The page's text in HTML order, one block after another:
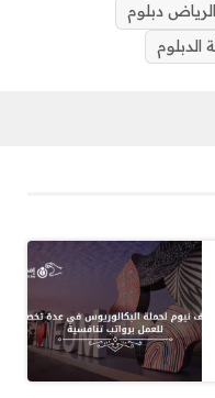
دبلوم